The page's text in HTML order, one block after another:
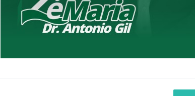
Hospital Santa Catarina que irá atender toda
do Estado através do Programa Casa Fácil
Vida.
em nosso mandato.